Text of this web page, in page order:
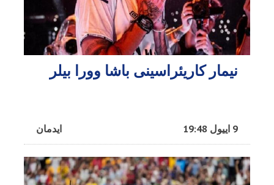
نیمار کاریئراسینی باشا وورا بیلر
ایدمان 9 اییول 19:48